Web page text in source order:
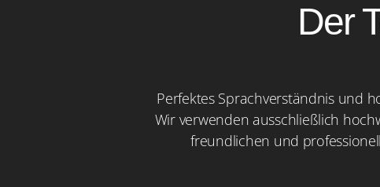
Der
Perfektes Sprachverständnis und
Wir verwenden ausschließlich
freundlichen und